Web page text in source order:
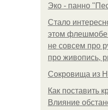
Эко - панно
Стало
этом флешмобе
не совсем про
про живопись,
Сокровища из
Как поставить
Влияние